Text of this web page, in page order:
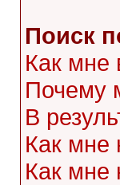
Поиск
Как мне
Почему
В
Как мне
Как мне